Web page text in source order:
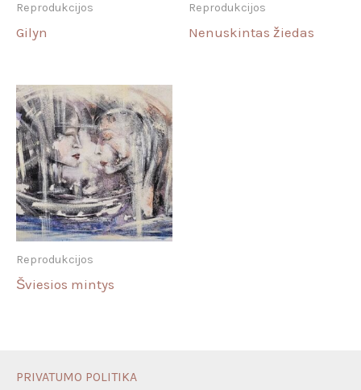
Reprodukcijos
Gilyn
Reprodukcijos
Nenuskintas žiedas
Reprodukcijos
Šviesios mintys
PRIVATUMO POLITIKA